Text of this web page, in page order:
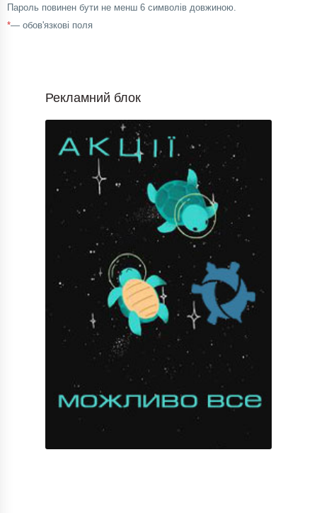
Пароль повинен бути не менш 6 символів довжиною.
*— обов'язкові поля
Рекламний блок